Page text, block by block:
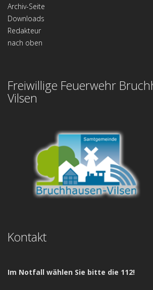
Archiv-Seite
Downloads
Redakteur
nach oben
Freiwillige Feuerwehr
Vilsen
Kontakt
Im Notfall wählen Sie bitte die 112!